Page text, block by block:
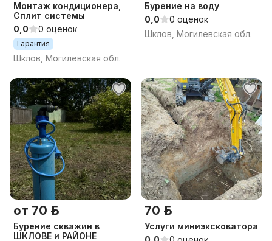
Монтаж кондиционера,
Сплит системы
0,0
0 оценок
Гарантия
Шклов, Могилевская обл.
Бурение на воду
0,0
0 оценок
Шклов, Могилевская обл.
от 70 р.
Бурение скважин в
ШКЛОВЕ и РАЙОНЕ
70 р.
Услуги миниэксковатора